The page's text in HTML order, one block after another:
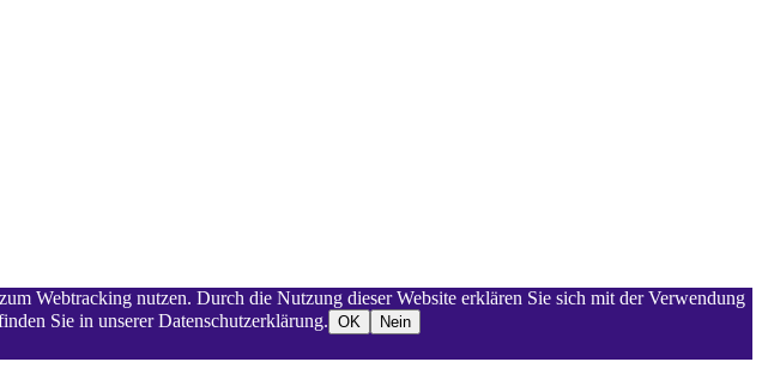
Webtracking nutzen. Durch die Nutzung dieser Website erklären Sie sich mit der Verwendung
Sie in unserer Datenschutzerklärung. OK
Nein